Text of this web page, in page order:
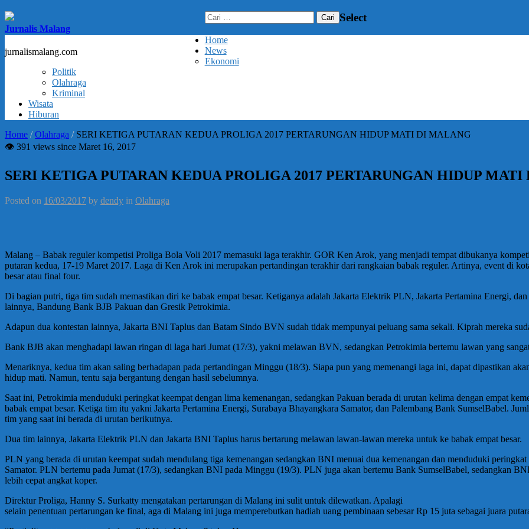
Jurnalis Malang
jurnalismalang.com
Cari
untuk:
Select
Home
News
Ekonomi
Politik
Olahraga
Kriminal
Wisata
Hiburan
Home /Olahraga / SERI KETIGA PUTARAN KEDUA PROLIGA 2017 PERTARUNGAN HIDUP MATI DI MALANG
👁 391 views since Maret 16, 2017
SERI KETIGA PUTARAN KEDUA PROLIGA 2017 PERTARUNGAN HIDUP
Posted on 16/03/2017 by dendy in Olahraga
Malang – Babak reguler kompetisi Proliga Bola Voli 2017 memasuki laga terakhir. GOR Ken Arok, yang menjadi tempat dibukanya
putaran kedua, 17-19 Maret 2017. Laga di Ken Arok ini merupakan pertandingan terakhir dari rangkaian babak reguler. Artinya, event di
besar atau final four.
Di bagian putri, tiga tim sudah memastikan diri ke babak empat besar. Ketiganya adalah Jakarta Elektrik PLN, Jakarta Pertamina Energi,
lainnya, Bandung Bank BJB Pakuan dan Gresik Petrokimia.
Adapun dua kontestan lainnya, Jakarta BNI Taplus dan Batam Sindo BVN sudah tidak mempunyai peluang sama sekali. Kiprah mereka
Bank BJB akan menghadapi lawan ringan di laga hari Jumat (17/3), yakni melawan BVN, sedangkan Petrokimia bertemu lawan yang
Menariknya, kedua tim akan saling berhadapan pada pertandingan Minggu (18/3). Siapa pun yang memenangi laga ini, dapat dipastikan
hidup mati. Namun, tentu saja bergantung dengan hasil sebelumnya.
Saat ini, Petrokimia menduduki peringkat keempat dengan lima kemenangan, sedangkan Pakuan berada di urutan kelima dengan empat
babak empat besar. Ketiga tim itu yakni Jakarta Pertamina Energi, Surabaya Bhayangkara Samator, dan Palembang Bank SumselBabel.
tim yang saat ini berada di urutan berikutnya.
Dua tim lainnya, Jakarta Elektrik PLN dan Jakarta BNI Taplus harus bertarung melawan lawan-lawan mereka untuk ke babak empat besar.
PLN yang berada di urutan keempat sudah mendulang tiga kemenangan sedangkan BNI menuai dua kemenangan dan menduduki
Samator. PLN bertemu pada Jumat (17/3), sedangkan BNI pada Minggu (19/3). PLN juga akan bertemu Bank SumselBabel, sedangkan
lebih cepat angkat koper.
Direktur Proliga, Hanny S. Surkatty mengatakan pertarungan di Malang ini sulit untuk dilewatkan. Apalagi
selain penentuan pertarungan ke final, aga di Malang ini juga memperebutkan hadiah uang pembinaan sebesar Rp 15 juta sebagai juara